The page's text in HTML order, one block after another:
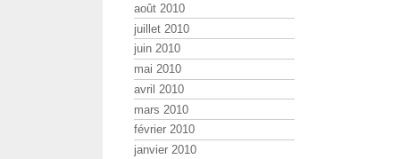
août 2010
juillet 2010
juin 2010
mai 2010
avril 2010
mars 2010
février 2010
janvier 2010